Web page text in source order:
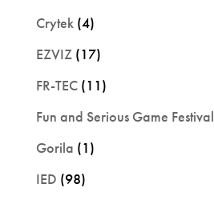
Crytek(4)
EZVIZ(17)
FR-TEC(11)
Fun and Serious Game Festival
Gorila (1)
IED (98)